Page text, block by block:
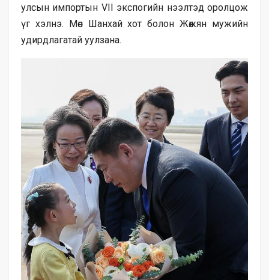
улсын импортын VII экспогийн нээлтэд оролцож
үг хэлнэ. Мөн Шанхай хот болон Жөжян мужийн
удирдлагатай уулзана.